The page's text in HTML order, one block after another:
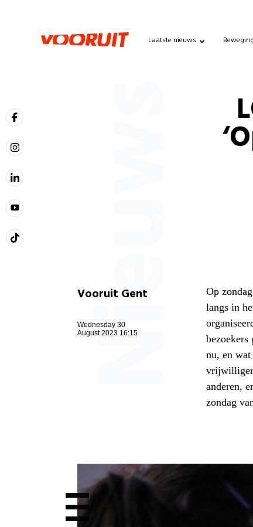
Laatste nieuws Beweging
Nieuws
Vooruit Gent
Wednesday 30
August 2023 16:15
Op
langs in
nu, en
anderen,
zondag